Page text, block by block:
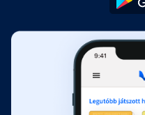
Fejezet hossza: 00:27:14
Kintu és a dongó
Fejezet hossza: 00:08:48